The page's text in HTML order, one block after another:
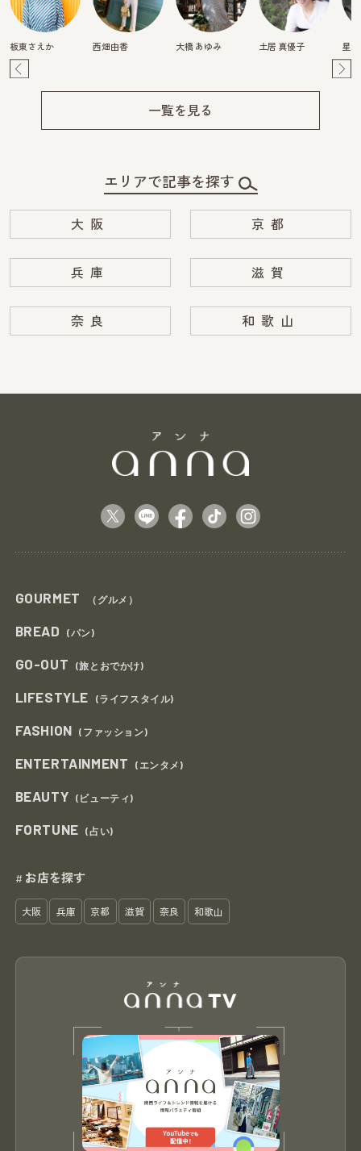
板東さえか 西畑由香 大橋 あゆみ 土居 真優子 星
一覧を見る
エリアで記事を探す
大阪 京都
兵庫 滋賀
奈良 和歌山
GOURMET （グルメ）
BREAD (パン)
GO-OUT (旅とおでかけ)
LIFESTYLE (ライフスタイル)
FASHION (ファッション)
ENTERTAINMENT (エンタメ)
BEAUTY (ビューティ)
FORTUNE (占い)
# お店を探す
大阪 兵庫 京都 滋賀 奈良 和歌山